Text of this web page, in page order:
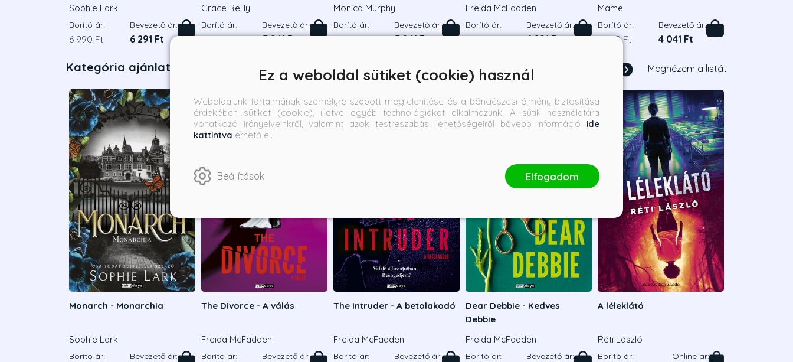
Sophie Lark
Borító ár:
6 990 Ft
Bevezető ár:
6 291 Ft
Grace Reilly
Borító ár:
6 490 Ft
Bevezető ár:
5 841 Ft
Monica Murphy
Borító ár:
6 490 Ft
Bevezető ár:
5 841 Ft
Freida McFadden
Borító ár:
6 990 Ft
Bevezető ár:
6 291 Ft
Mame
Borító ár:
4 490 Ft
Bevezető ár:
4 041 Ft
Kategória ajánlatai Megnézem a listát
Monarch - Monarchia
Sophie Lark
Borító ár: Bevezető ár:
The Divorce - A válás
Freida McFadden
Borító ár: Bevezető ár:
The Intruder - A betolakodó
Freida McFadden
Borító ár: Bevezető ár:
Dear Debbie - Kedves
Debbie
Freida McFadden
Borító ár: Bevezető ár:
A léleklátó
Réti László
Borító ár: Online ár:
Ez a weboldal sütiket (cookie) használ
Weboldalunk tartalmának személyre szabott megjelenítése és a böngészési élmény biztosítása
érdekében sütiket (cookie), illetve egyéb technológiákat alkalmazunk. A sütik használatára
vonatkozó irányelveinkről, valamint azok testreszabási lehetőségeiről bővebb információ ide
kattintva érhető el.
Beállítások Elfogadom